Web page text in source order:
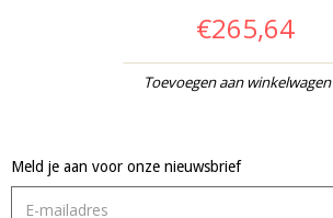
€265,64
Toevoegen aan winkelwagen
Meld je aan voor onze nieuwsbrief